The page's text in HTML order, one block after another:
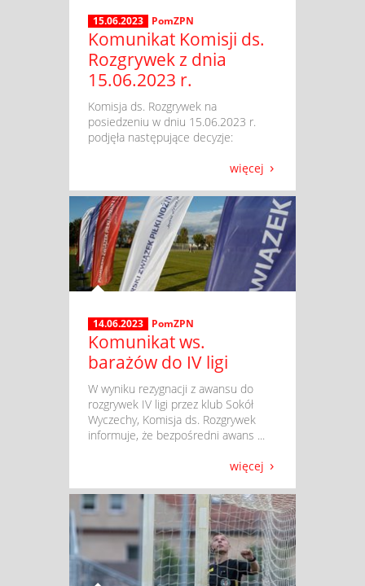
15.06.2023 PomZPN
Komunikat Komisji ds.
Rozgrywek z dnia
15.06.2023 r.
​ Komisja ds. Rozgrywek na
posiedzeniu w dniu 15.06.2023 r.
podjęła następujące decyzje:
więcej
14.06.2023 PomZPN
Komunikat ws.
barażów do IV ligi
​ W wyniku rezygnacji z awansu do
rozgrywek IV ligi przez klub Sokół
Wyczechy, Komisja ds. Rozgrywek
informuje, że bezpośredni awans ...
więcej